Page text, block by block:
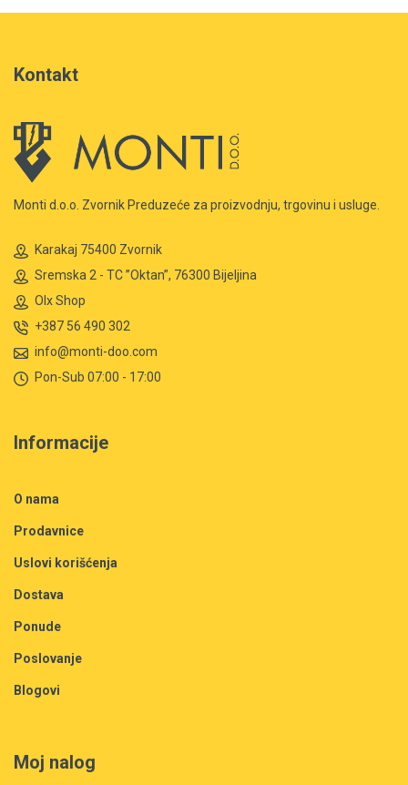
Kontakt
Monti d.o.o. Zvornik Preduzeće za proizvodnju, trgovinu i usluge.
Karakaj 75400 Zvornik
Sremska 2 - TC ”Oktan”, 76300 Bijeljina
Olx Shop
+387 56 490 302
info@monti-doo.com
Pon-Sub 07:00 - 17:00
Informacije
O nama
Prodavnice
Uslovi korišćenja
Dostava
Ponude
Poslovanje
Blogovi
Moj nalog